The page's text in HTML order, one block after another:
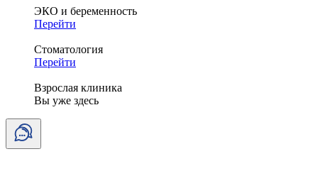
ЭКО и беременность
Перейти
Стоматология
Перейти
Взрослая клиника
Вы уже здесь